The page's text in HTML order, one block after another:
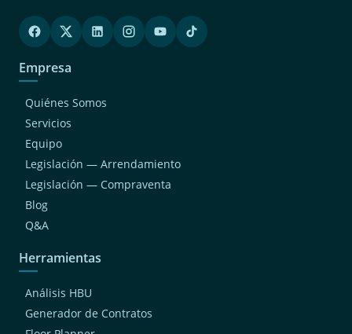
Magdalena Del Mar
Chaclacayo
San Luis
Cieneguilla
Breña
Independencia
Empresa
Quiénes Somos
Servicios
Equipo
Legislación — Arrendamiento
Legislación — Compraventa
Blog
Q&A
Herramientas
Análisis HBU
Generador de Contratos